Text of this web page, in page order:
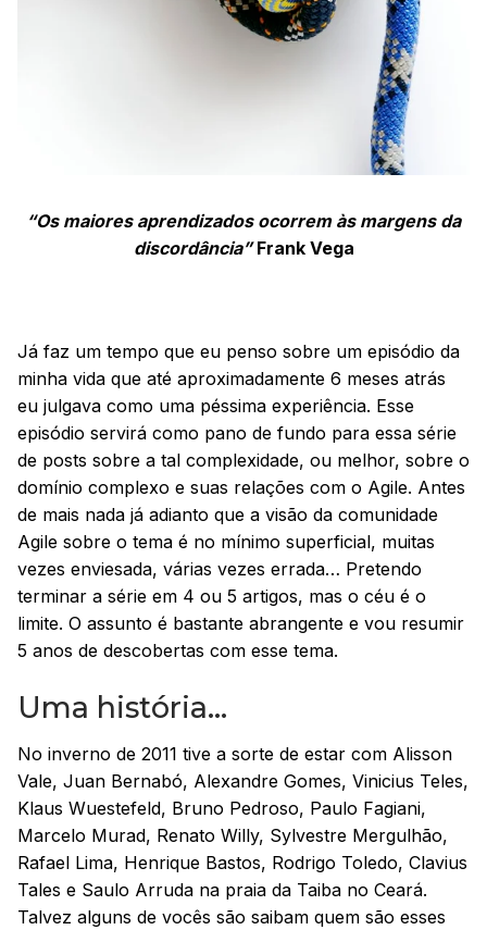
“Os maiores aprendizados ocorrem às margens da
discordância”Frank Vega
Já faz um tempo que eu penso sobre um episódio da
minha vida que até aproximadamente 6 meses atrás
eu julgava como uma péssima experiência. Esse
episódio servirá como pano de fundo para essa série
de posts sobre a tal complexidade, ou melhor, sobre o
domínio complexo e suas relações com o Agile. Antes
de mais nada já adianto que a visão da comunidade
Agile sobre o tema é no mínimo superficial, muitas
vezes enviesada, várias vezes errada… Pretendo
terminar a série em 4 ou 5 artigos, mas o céu é o
limite. O assunto é bastante abrangente e vou resumir
5 anos de descobertas com esse tema.
Uma história…
No inverno de 2011 tive a sorte de estar com Alisson
Vale, Juan Bernabó, Alexandre Gomes, Vinicius Teles,
Klaus Wuestefeld, Bruno Pedroso, Paulo Fagiani,
Marcelo Murad, Renato Willy, Sylvestre Mergulhão,
Rafael Lima, Henrique Bastos, Rodrigo Toledo, Clavius
Tales e Saulo Arruda na praia da Taiba no Ceará.
Talvez alguns de vocês são saibam quem são esses